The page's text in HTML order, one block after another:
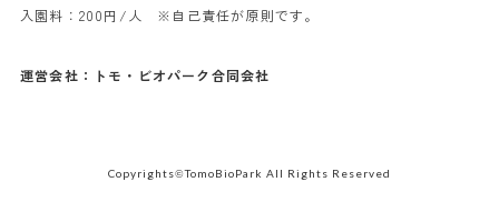
入園料：200円/人 ※自己責任が原則です。
運営会社：トモ・ビオパーク合同会社
Copyrights©TomoBioPark All Rights Reserved